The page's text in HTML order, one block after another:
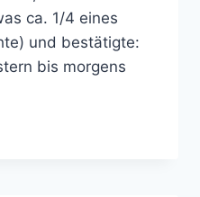
ca. 1/4 eines
und bestätigte:
bis morgens